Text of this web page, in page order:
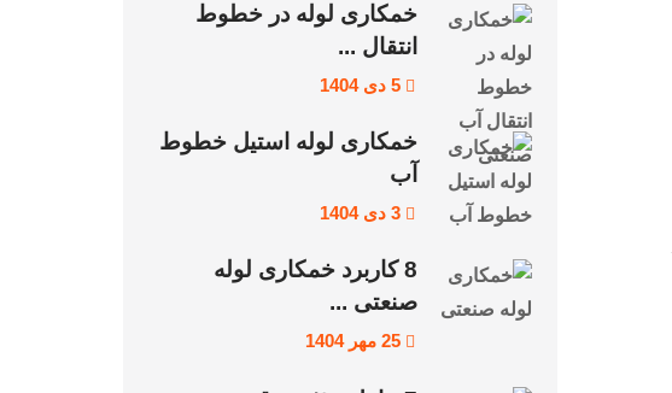
خمکاری لوله در خطوط
انتقال ...
5 دی 1404
خمکاری لوله استیل خطوط
آب
3 دی 1404
8 کاربرد خمکاری لوله
صنعتی ...
25 مهر 1404